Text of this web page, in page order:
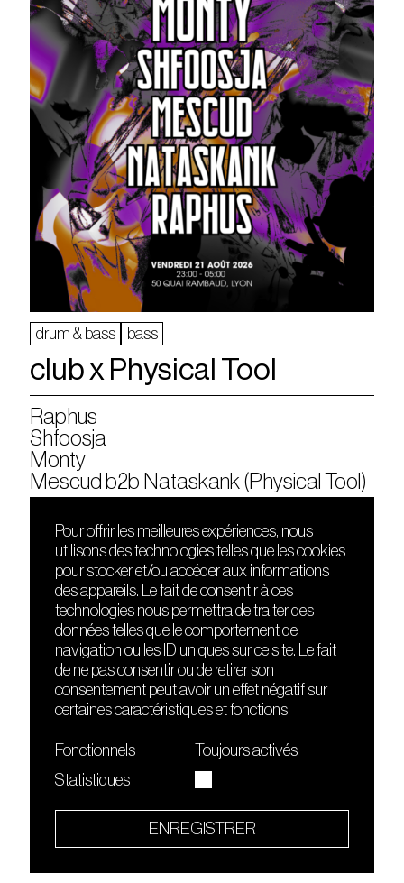
drum & bass bass
club x Physical Tool
Raphus
Shfoosja
Monty
Mescud b2b Nataskank (Physical Tool)
DÉCOUVRIR
Le lieu
Contact
Presse
Cours de DJing
TMLAB
FRIENDS
Nuits sonores
HEAT
Hôtel71
La Gaîté Lyrique
Le Sucre fait partie de
Quartier culturel et créatif
Pour offrir les meilleures expériences, nous
utilisons des technologies telles que les cookies
pour stocker et/ou accéder aux informations
des appareils. Le fait de consentir à ces
technologies nous permettra de traiter des
données telles que le comportement de
navigation ou les ID uniques sur ce site. Le fait
de ne pas consentir ou de retirer son
consentement peut avoir un effet négatif sur
certaines caractéristiques et fonctions.
Fonctionnels
Toujours activés
Statistiques
ENREGISTRER